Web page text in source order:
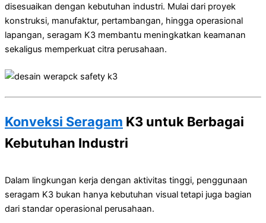
disesuaikan dengan kebutuhan industri. Mulai dari proyek
konstruksi, manufaktur, pertambangan, hingga operasional
lapangan, seragam K3 membantu meningkatkan keamanan
sekaligus memperkuat citra perusahaan.
Konveksi Seragam K3 untuk Berbagai
Kebutuhan Industri
Dalam lingkungan kerja dengan aktivitas tinggi, penggunaan
seragam K3 bukan hanya kebutuhan visual tetapi juga bagian
dari standar operasional perusahaan.